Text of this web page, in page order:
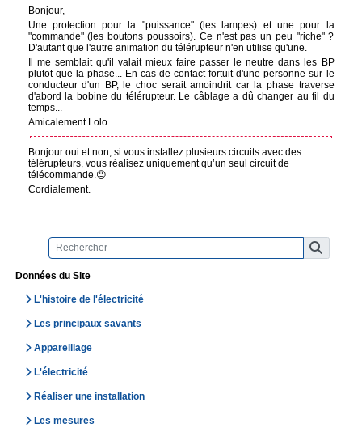
Données du Site
L'histoire de l'électricité
Les principaux savants
Appareillage
L'électricité
Réaliser une installation
Les mesures
Bonjour,
Une protection pour la "puissance" (les lampes) et une pour la
"commande" (les boutons poussoirs). Ce n'est pas un peu "riche" ?
D'autant que l'autre animation du télérupteur n'en utilise qu'une.
Il me semblait qu'il valait mieux faire passer le neutre dans les BP
plutot que la phase... En cas de contact fortuit d'une personne sur le
conducteur d'un BP, le choc serait amoindrit car la phase traverse
d'abord la bobine du télérupteur. Le câblage a dû changer au fil du
temps...
Amicalement Lolo
Bonjour oui et non, si vous installez plusieurs circuits avec des
télérupteurs, vous réalisez uniquement qu’un seul circuit de
télécommande.😉
Cordialement.